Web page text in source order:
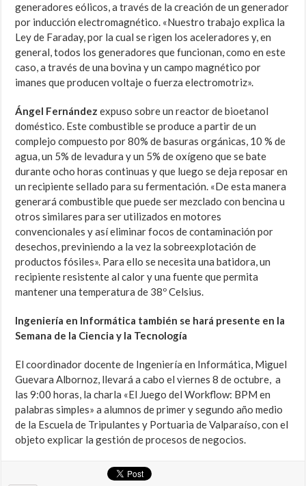
generadores eólicos, a través de la creación de un generador
por inducción electromagnético. «Nuestro trabajo explica la
Ley de Faraday, por la cual se rigen los aceleradores y, en
general, todos los generadores que funcionan, como en este
caso, a través de una bovina y un campo magnético por
imanes que producen voltaje o fuerza electromotriz».
Ángel Fernández expuso sobre un reactor de bioetanol
doméstico. Este combustible se produce a partir de un
complejo compuesto por 80% de basuras orgánicas, 10 % de
agua, un 5% de levadura y un 5% de oxígeno que se bate
durante ocho horas continuas y que luego se deja reposar en
un recipiente sellado para su fermentación. «De esta manera
generará combustible que puede ser mezclado con bencina u
otros similares para ser utilizados en motores
convencionales y así eliminar focos de contaminación por
desechos, previniendo a la vez la sobreexplotación de
productos fósiles». Para ello se necesita una batidora, un
recipiente resistente al calor y una fuente que permita
mantener una temperatura de 38º Celsius.
Ingeniería en Informática también se hará presente en la
Semana de la Ciencia y la Tecnología
El coordinador docente de Ingeniería en Informática, Miguel
Guevara Albornoz, llevará a cabo el viernes 8 de octubre, a
las 9:00 horas, la charla «El Juego del Workflow: BPM en
palabras simples» a alumnos de primer y segundo año medio
de la Escuela de Tripulantes y Portuaria de Valparaíso, con el
objeto explicar la gestión de procesos de negocios.